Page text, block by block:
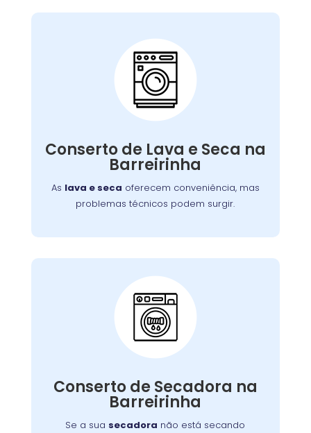
Conserto de Lava e Seca na
Barreirinha
As lava e seca oferecem conveniência, mas
problemas técnicos podem surgir.
Conserto de Lava e
Seca:
Nossa equipe está preparada para resolver
tenha roupas limpas e secas sem
complicações.
Conserto de Secadora na
Barreirinha
Se a sua secadora não está secando
Conserto de Secadora:
e corrigir o problema, garantindo o
funcionamento eficiente do aparelho.